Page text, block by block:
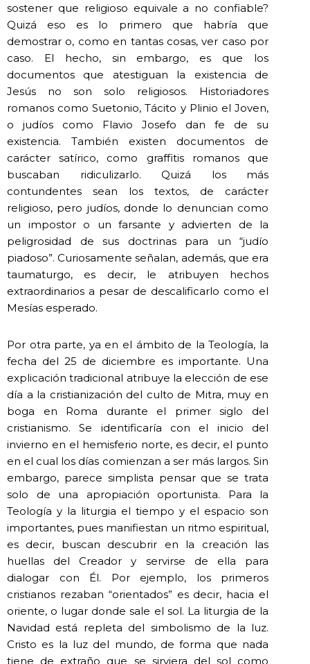
sostener que religioso equivale a no confiable?
Quizá eso es lo primero que habría que
demostrar o, como en tantas cosas, ver caso por
caso. El hecho, sin embargo, es que los
documentos que atestiguan la existencia de
Jesús no son solo religiosos. Historiadores
romanos como Suetonio, Tácito y Plinio el Joven,
o judíos como Flavio Josefo dan fe de su
existencia. También existen documentos de
carácter satírico, como graffitis romanos que
buscaban ridiculizarlo. Quizá los más
contundentes sean los textos, de carácter
religioso, pero judíos, donde lo denuncian como
un impostor o un farsante y advierten de la
peligrosidad de sus doctrinas para un “judío
piadoso”. Curiosamente señalan, además, que era
taumaturgo, es decir, le atribuyen hechos
extraordinarios a pesar de descalificarlo como el
Mesías esperado.
Por otra parte, ya en el ámbito de la Teología, la
fecha del 25 de diciembre es importante. Una
explicación tradicional atribuye la elección de ese
día a la cristianización del culto de Mitra, muy en
boga en Roma durante el primer siglo del
cristianismo. Se identificaría con el inicio del
invierno en el hemisferio norte, es decir, el punto
en el cual los días comienzan a ser más largos. Sin
embargo, parece simplista pensar que se trata
solo de una apropiación oportunista. Para la
Teología y la liturgia el tiempo y el espacio son
importantes, pues manifiestan un ritmo espiritual,
es decir, buscan descubrir en la creación las
huellas del Creador y servirse de ella para
dialogar con Él. Por ejemplo, los primeros
cristianos rezaban “orientados” es decir, hacia el
oriente, o lugar donde sale el sol. La liturgia de la
Navidad está repleta del simbolismo de la luz.
Cristo es la luz del mundo, de forma que nada
tiene de extraño que se sirviera del sol como